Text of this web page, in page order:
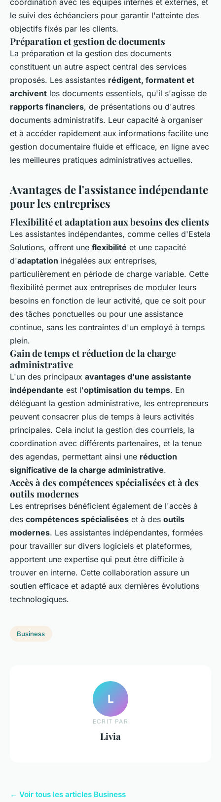
le suivi des échéanciers pour garantir l'atteinte des
objectifs fixés par les clients.
Préparation et gestion de documents
La préparation et la gestion des documents
constituent un autre aspect central des services
proposés. Les assistantes rédigent, formatent et
archivent les documents essentiels, qu'il s'agisse de
rapports financiers, de présentations ou d'autres
documents administratifs. Leur capacité à organiser
et à accéder rapidement aux informations facilite une
gestion documentaire fluide et efficace, en ligne avec
les meilleures pratiques administratives actuelles.
Avantages de l'assistance indépendante
pour les entreprises
Flexibilité et adaptation aux besoins des clients
Les assistantes indépendantes, comme celles d'Estela
Solutions, offrent une flexibilité et une capacité
d'adaptation inégalées aux entreprises,
particulièrement en période de charge variable. Cette
flexibilité permet aux entreprises de moduler leurs
besoins en fonction de leur activité, que ce soit pour
des tâches ponctuelles ou pour une assistance
continue, sans les contraintes d'un employé à temps
plein.
Gain de temps et réduction de la charge
administrative
L'un des principaux avantages d'une assistante
indépendante est l'optimisation du temps. En
déléguant la gestion administrative, les entrepreneurs
peuvent consacrer plus de temps à leurs activités
principales. Cela inclut la gestion des courriels, la
coordination avec différents partenaires, et la tenue
des agendas, permettant ainsi une réduction
significative de la charge administrative.
Accès à des compétences spécialisées et à des
outils modernes
Les entreprises bénéficient également de l'accès à
des compétences spécialisées et à des outils
modernes. Les assistantes indépendantes, formées
pour travailler sur divers logiciels et plateformes,
apportent une expertise qui peut être difficile à
trouver en interne. Cette collaboration assure un
soutien efficace et adapté aux dernières évolutions
technologiques.
Business
L
ECRIT PAR
Livia
← Voir tous les articles Business